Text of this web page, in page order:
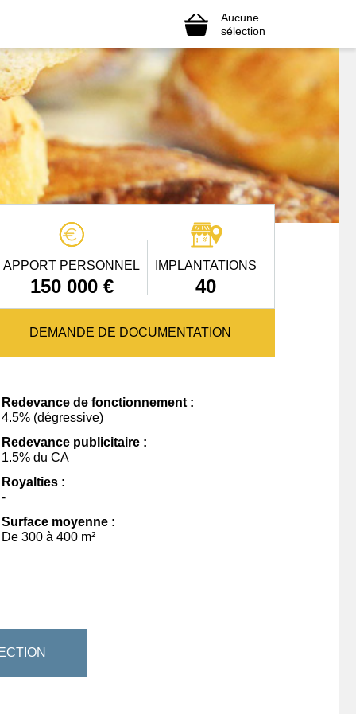
Aucune
sélection
APPORT PERSONNEL
150 000 €
IMPLANTATIONS
40
DEMANDE DE DOCUMENTATION
Redevance de fonctionnement :
4.5% (dégressive)
Redevance publicitaire :
1.5% du CA
Royalties :
-
Surface moyenne :
De 300 à 400 m²